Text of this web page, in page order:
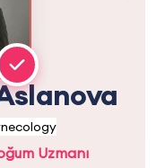
Uzmanı